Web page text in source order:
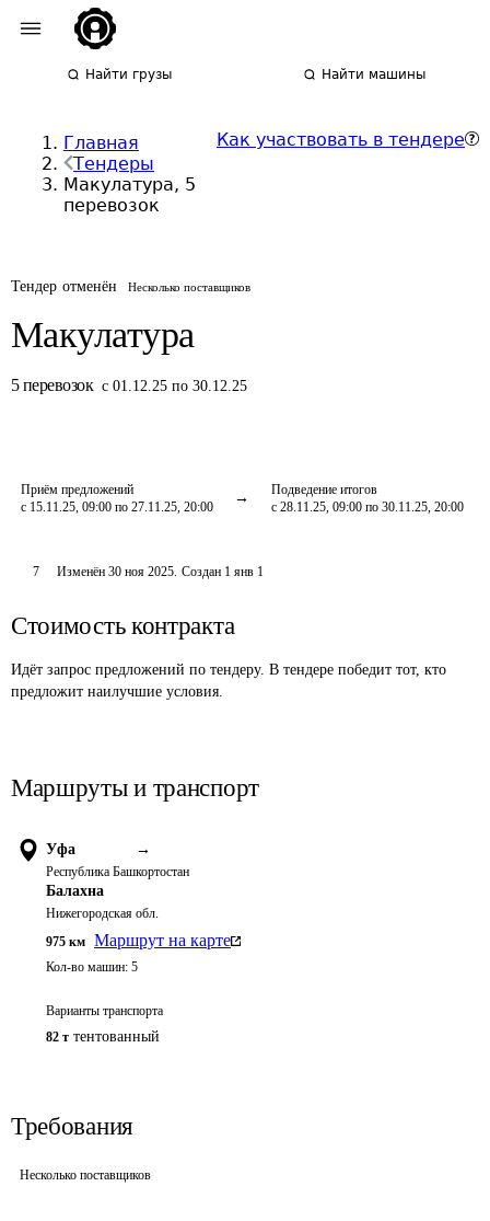
Найти грузы Найти машины
Главная
Тендеры
Макулатура, 5
перевозок
Как участвовать в тендере
Тендер отменён Несколько поставщиков
Макулатура
5 перевозок с 01.12.25 по 30.12.25
Приём предложений
с 15.11.25, 09:00 по 27.11.25, 20:00
Подведение итогов
с 28.11.25, 09:00 по 30.11.25, 20:00
7 Изменён 30 ноя 2025. Создан 1 янв 1
Стоимость контракта
Идёт запрос предложений по тендеру. В тендере победит тот, кто
предложит наилучшие условия.
Маршруты и транспорт
Уфа →
Республика Башкортостан
Балахна
Нижегородская обл.
975 км Маршрут на карте
Кол-во машин: 5
Варианты транспорта
82 т тентованный
Требования
Несколько поставщиков